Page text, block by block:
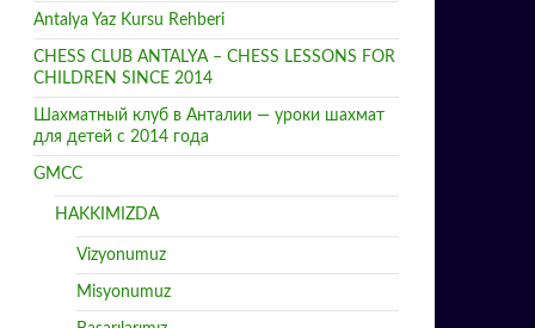
Antalya Yaz Kursu Rehberi
CHESS CLUB ANTALYA – CHESS LESSONS FOR
CHILDREN SINCE 2014
Шахматный клуб в Анталии — уроки шахмат
для детей с 2014 года
GMCC
HAKKIMIZDA
Vizyonumuz
Misyonumuz